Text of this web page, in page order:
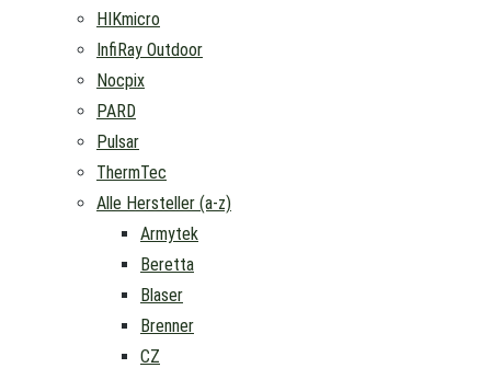
HIKmicro
InfiRay Outdoor
Nocpix
PARD
Pulsar
ThermTec
Alle Hersteller (a-z)
Armytek
Beretta
Blaser
Brenner
CZ